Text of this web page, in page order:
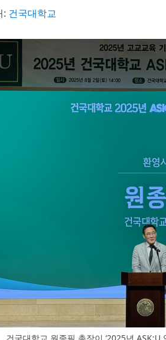
: 건국대학교